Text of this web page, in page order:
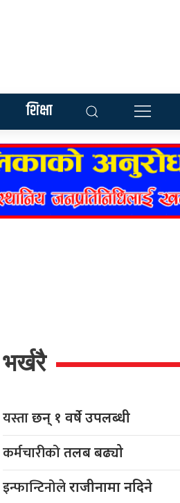
शिक्षा
भर्खरै
यस्ताछन् १ वर्षे उपलब्धी
कर्मचारीकोतलब बढ्यो
इन्फान्टिनोलेराजीनामा नदिने